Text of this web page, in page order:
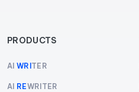
PRODUCTS
AI WRITER
AI REWRITER